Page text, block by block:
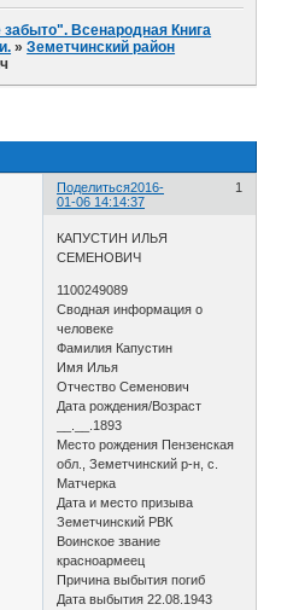
забыто". Всенародная Книга
»Земетчинский район
Поделиться 1
2016-
01-06 14:14:37
КАПУСТИН ИЛЬЯ
СЕМЕНОВИЧ
1100249089
Сводная информация о
человеке
Фамилия Капустин
Имя Илья
Отчество Семенович
Дата рождения/Возраст
__.__.1893
Место рождения Пензенская
обл., Земетчинский р-н, с.
Матчерка
Дата и место призыва
Земетчинский РВК
Воинское звание
красноармеец
Причина выбытия погиб
Дата выбытия 22.08.1943